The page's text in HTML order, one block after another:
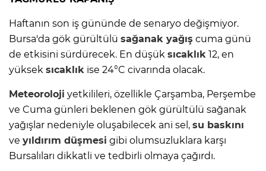
Haftanın son iş gününde de senaryo değişmiyor.
Bursa'da gök gürültülü sağanak yağış cuma günü
de etkisini sürdürecek. En düşük sıcaklık 12, en
yüksek sıcaklık ise 24°C civarında olacak.
Meteoroloji yetkilileri, özellikle Çarşamba, Perşembe
ve Cuma günleri beklenen gök gürültülü sağanak
yağışlar nedeniyle oluşabilecek ani sel, su baskını
ve yıldırım düşmesi gibi olumsuzluklara karşı
Bursalıları dikkatli ve tedbirli olmaya çağırdı.